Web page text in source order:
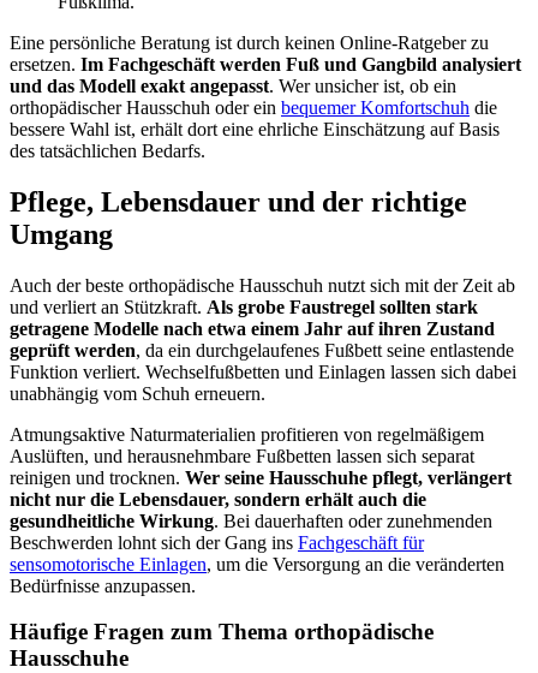
Eine persönliche Beratung ist durch keinen Online-Ratgeber zu
ersetzen. Im Fachgeschäft werden Fuß und Gangbild analysiert
und das Modell exakt angepasst. Wer unsicher ist, ob ein
orthopädischer Hausschuh oder ein bequemer Komfortschuh die
bessere Wahl ist, erhält dort eine ehrliche Einschätzung auf Basis
des tatsächlichen Bedarfs.
Pflege, Lebensdauer und der richtige
Umgang
Auch der beste orthopädische Hausschuh nutzt sich mit der Zeit ab
und verliert an Stützkraft. Als grobe Faustregel sollten stark
getragene Modelle nach etwa einem Jahr auf ihren Zustand
geprüft werden, da ein durchgelaufenes Fußbett seine entlastende
Funktion verliert. Wechselfußbetten und Einlagen lassen sich dabei
unabhängig vom Schuh erneuern.
Atmungsaktive Naturmaterialien profitieren von regelmäßigem
Auslüften, und herausnehmbare Fußbetten lassen sich separat
reinigen und trocknen. Wer seine Hausschuhe pflegt, verlängert
nicht nur die Lebensdauer, sondern erhält auch die
gesundheitliche Wirkung. Bei dauerhaften oder zunehmenden
Beschwerden lohnt sich der Gang ins Fachgeschäft für
sensomotorische Einlagen, um die Versorgung an die veränderten
Bedürfnisse anzupassen.
Häufige Fragen zum Thema orthopädische
Hausschuhe